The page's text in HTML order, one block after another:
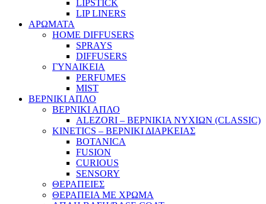
LIPSTICK
LIP LINERS
ΑΡΩΜΑΤΑ
HOME DIFFUSERS
SPRAYS
DIFFUSERS
ΓΥΝΑΙΚΕΙΑ
PERFUMES
MIST
ΒΕΡΝΙΚΙ ΑΠΛΟ
ΒΕΡΝΙΚΙ ΑΠΛΟ
ALEZORI – ΒΕΡΝΙΚΙΑ ΝΥΧΙΩΝ (CLASSIC)
KINETICS – ΒΕΡΝΙΚΙ ΔΙΑΡΚΕΙΑΣ
BOTANICA
FUSION
CURIOUS
SENSORY
ΘΕΡΑΠΕΙΕΣ
ΘΕΡΑΠΕΙΑ ΜΕ ΧΡΩΜΑ